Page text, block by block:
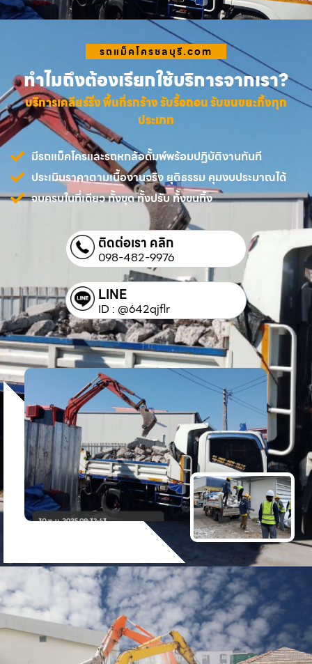
รถแม็คโครชลบุรี.com
ทำไมถึงต้องเรียกใช้บริการจากเรา?
บริการเคลียร์ริ่ง พื้นที่รกร้าง รับรื้อถอน รับขนขยะทิ้งทุก
ประเภท
มีรถแม็คโครและรถหกล้อดั้มพ์พร้อมปฏิบัติงานทันที
ประเมินราคาตามเนื้องานจริง ยุติธรรม คุมงบประมาณได้
จบครบในที่เดียว ทั้งขุด ทั้งปรับ ทั้งขนทิ้ง
ติดต่อเรา คลิก
098-482-9976
LINE
ID : @642qjflr